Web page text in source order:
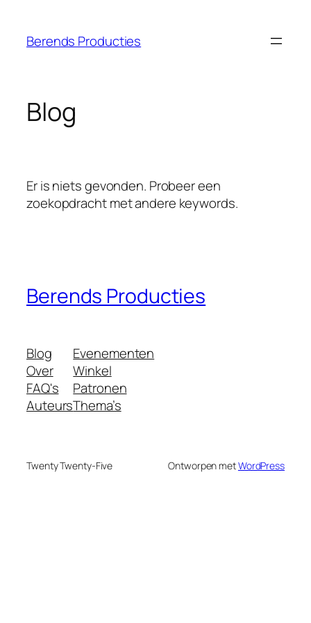
Berends Producties
Blog
Er is niets gevonden. Probeer een
zoekopdracht met andere keywords.
Berends Producties
Blog
Over
FAQ's
Auteurs
Evenementen
Winkel
Patronen
Thema’s
Twenty Twenty-Five Ontworpen metWordPress